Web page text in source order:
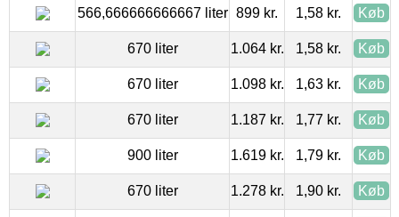
566,666666666667 liter 899 kr. 1,58 kr. Køb
670 liter 1.064 kr. 1,58 kr. Køb
670 liter 1.098 kr. 1,63 kr. Køb
670 liter 1.187 kr. 1,77 kr. Køb
900 liter 1.619 kr. 1,79 kr. Køb
670 liter 1.278 kr. 1,90 kr. Køb